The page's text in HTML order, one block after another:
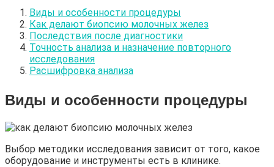
Виды и особенности процедуры
Как делают биопсию молочных желез
Последствия после диагностики
Точность анализа и назначение повторного
исследования
Расшифровка анализа
Виды и особенности процедуры
Выбор методики исследования зависит от того, какое
оборудование и инструменты есть в клинике.